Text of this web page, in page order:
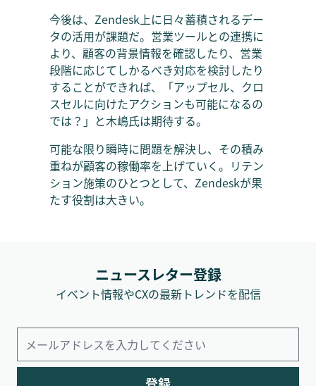
今後は、Zendesk上に日々蓄積されるデー
タの活用が課題だ。営業ツールとの連携に
より、顧客の背景情報を確認したり、営業
段階に応じてしかるべき対応を検討したり
することができれば、「アップセル、クロ
スセルに向けたアクションも可能になるの
では？」と木嶋氏は期待する。
可能な限り瞬時に問題を解決し、その積み
重ねが顧客の稼働率を上げていく。リテン
ション施策のひとつとして、Zendeskが果
たす役割は大きい。
ニュースレター登録
イベント情報やCXの最新トレンドを配信